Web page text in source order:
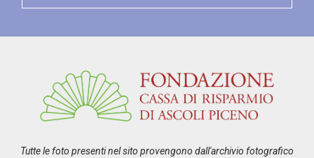
Tutte le foto presenti nel sito provengono dall'archivio fotografico